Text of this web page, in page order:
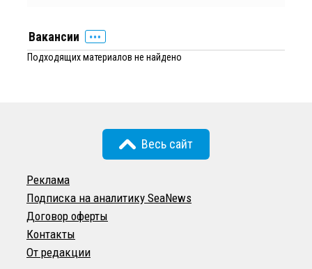
Вакансии
Подходящих материалов не найдено
Весь сайт
Реклама
Подписка на аналитику SeaNews
Договор оферты
Контакты
От редакции